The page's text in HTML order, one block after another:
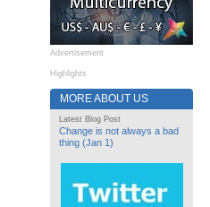
Advertisement
Highlights
MORE ABOUT US
Latest Blog Post
Change is not always a bad
thing (Jan 1)